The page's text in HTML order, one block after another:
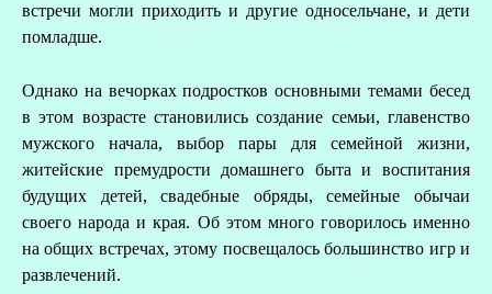
встречи могли приходить и другие односельчане, и дети
помладше.
Однако на вечорках подростков основными темами бесед
в этом возрасте становились создание семьи, главенство
мужского начала, выбор пары для семейной жизни,
житейские премудрости домашнего быта и воспитания
будущих детей, свадебные обряды, семейные обычаи
своего народа и края. Об этом много говорилось именно
на общих встречах, этому посвещалось большинство игр и
развлечений.